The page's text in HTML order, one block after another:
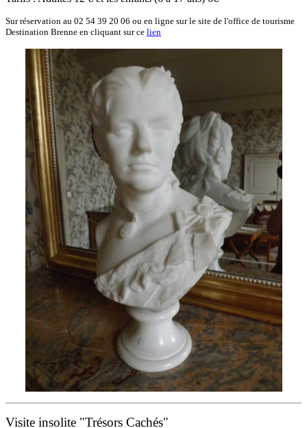
Sur réservation au 02 54 39 20 06 ou en ligne sur le site de l'office de tourisme
Destination Brenne en cliquant sur ce lien
Visite insolite "Trésors Cachés"